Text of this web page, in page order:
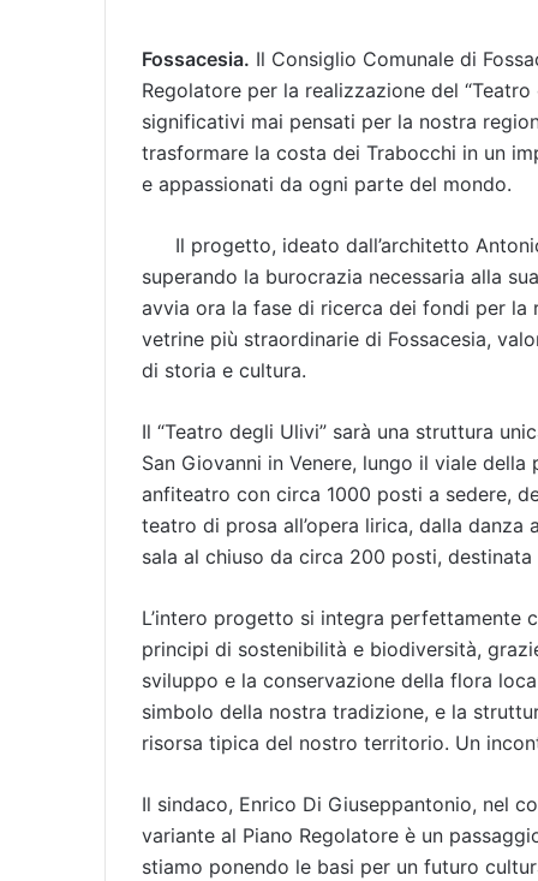
Fossacesia. Il Consiglio Comunale di
Regolatore per la realizzazione del
significativi mai pensati per la nostra
trasformare la costa dei Trabocchi in un
e appassionati da ogni parte del mondo.
Il progetto, ideato dall’architetto
superando la burocrazia necessaria alla
avvia ora la fase di ricerca dei fondi per la
vetrine più straordinarie di Fossacesia,
di storia e cultura.
Il “Teatro degli Ulivi” sarà una struttura
San Giovanni in Venere, lungo il viale
anfiteatro con circa 1000 posti a sedere,
teatro di prosa all’opera lirica, dalla danza
sala al chiuso da circa 200 posti,
L’intero progetto si integra perfettamente
principi di sostenibilità e biodiversità,
sviluppo e la conservazione della flora
simbolo della nostra tradizione, e la
risorsa tipica del nostro territorio. Un
Il sindaco, Enrico Di Giuseppantonio, nel
variante al Piano Regolatore è un
stiamo ponendo le basi per un futuro